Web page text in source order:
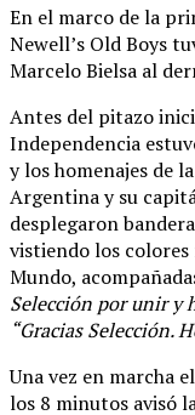
En el marco de la
Newell’s Old Boys
Marcelo Bielsa al
Antes del pitazo
Independencia
y los homenajes de
Argentina y su
desplegaron
vistiendo los
Mundo,
Selección por unir y
“Gracias Selección.
Una vez en marcha
los 8 minutos avisó